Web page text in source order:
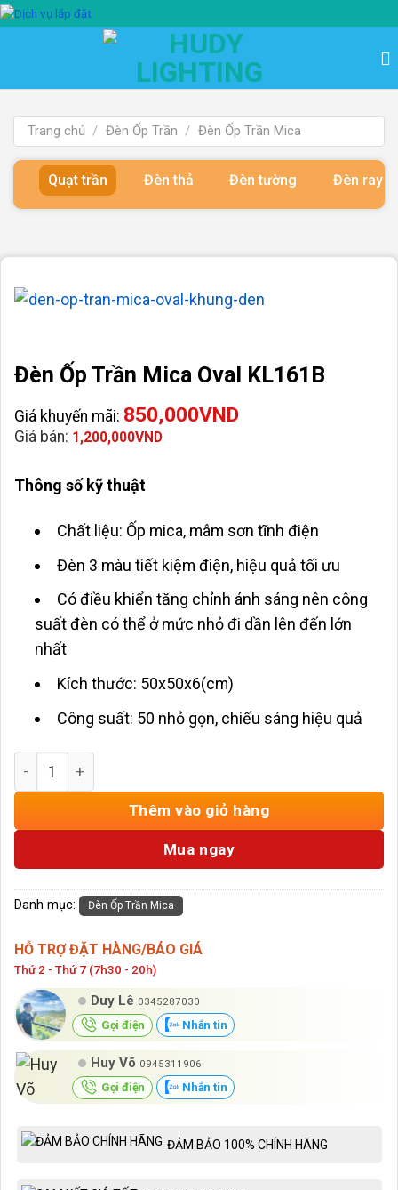
Bỏ
dung
Trang chủ / Đèn Ốp Trần / Đèn Ốp Trần Mica
Quạt trần Đèn thả Đèn tường Đèn ray
Đèn Ốp Trần Mica Oval KL161B
Giá khuyến mãi: 850,000VND
Giá bán: 1,200,000VND
Thông số kỹ thuật
Chất liệu: Ốp mica, mâm sơn tĩnh điện
Đèn 3 màu tiết kiệm điện, hiệu quả tối ưu
Có điều khiển tăng chỉnh ánh sáng nên công
suất đèn có thể ở mức nhỏ đi dần lên đến lớn
nhất
Kích thước: 50x50x6(cm)
Công suất: 50 nhỏ gọn, chiếu sáng hiệu quả
Đèn Ốp Trần Mica Oval KL161B số lượng
Thêm vào giỏ hàng
Mua ngay
Danh mục: Đèn Ốp Trần Mica
HỖ TRỢ ĐẶT HÀNG/BÁO GIÁ
Thứ 2 - Thứ 7 (7h30 - 20h)
Duy Lê 0345287030
Gọi điện Nhắn tin
Huy Võ 0945311906
Gọi điện Nhắn tin
ĐẢM BẢO 100% CHÍNH HÃNG